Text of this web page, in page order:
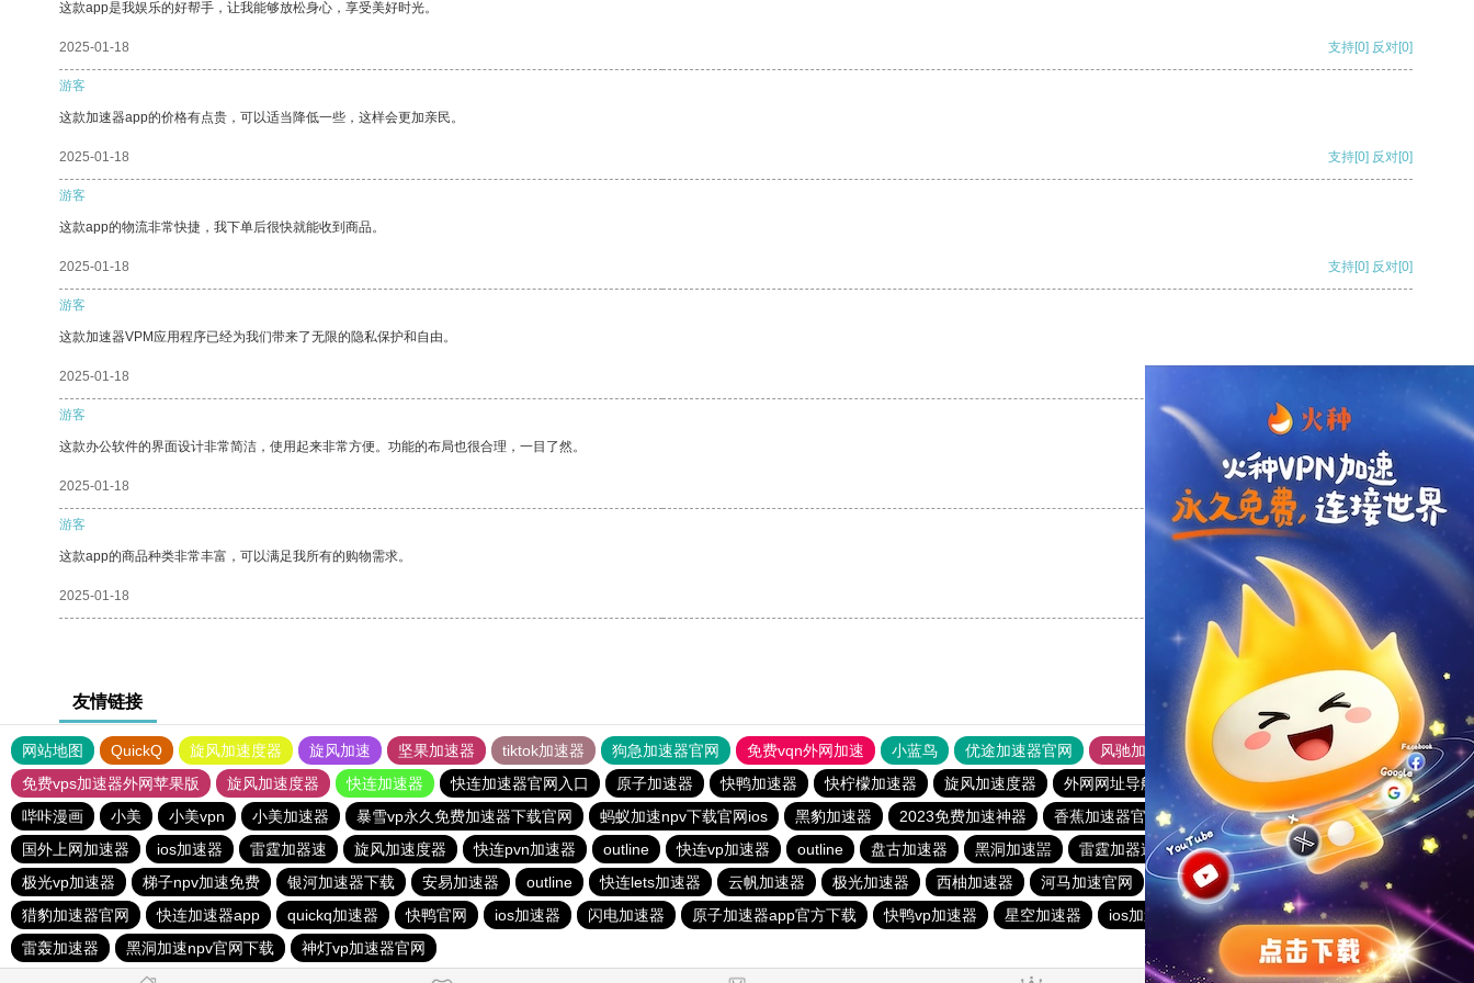
这款app是我娱乐的好帮手，让我能够放松身心，享受美好时光。
2025-01-18 支持[0] 反对[0]
游客
这款加速器app的价格有点贵，可以适当降低一些，这样会更加亲民。
2025-01-18 支持[0] 反对[0]
游客
这款app的物流非常快捷，我下单后很快就能收到商品。
2025-01-18 支持[0] 反对[0]
游客
这款加速器VPM应用程序已经为我们带来了无限的隐私保护和自由。
2025-01-18
游客
这款办公软件的界面设计非常简洁，使用起来非常方便。功能的布局也很合理，一目了然。
2025-01-18 支持 [0] 反对 [0]
游客
这款app的商品种类非常丰富，可以满足我所有的购物需求。
2025-01-18 支持
友情链接
网站地图 QuickQ 旋风加速度器 旋风加速 坚果加速器 tiktok加速器 狗急加速器官网 免费vqn外网加速 小蓝鸟 优途加速器官网 风驰加速器
旋风加速器
免费vps加速器外网苹果版
旋风加速度器 快连加速器 快连加速器官网入口 原子加速器 快鸭加速器 快柠檬加速器 旋风加速度器 外网网址导航 软件中心 雷霆加速
狂飙加速器
哔咔漫画
小美 小美vpn 小美加速器 暴雪vp永久免费加速器下载官网 蚂蚁加速npv下载官网ios 黑豹加速器 2023免费加速神器 香蕉加速器官网正版 纸飞机加速器
一元机场
国外上网加速器
ios加速器 雷霆加器速 旋风加速度器 快连pvn加速器 outline 快连vp加速器 outline 盘古加速器 黑洞加速噐 雷霆加器速 快联加速器
雷霆加器速
极光vp加速器
梯子npv加速免费 银河加速器下载 安易加速器 outline 快连lets加速器 云帆加速器 极光加速器 西柚加速器 河马加速官网 原子加速器
海鸥加速度
猎豹加速器官网
快连加速器app quickq加速器 快鸭官网 ios加速器 闪电加速器 原子加速器app官方下载 快鸭vp加速器 星空加速器 ios加速器 旋风加速度器
风驰加速官网首页
雷轰加速器
黑洞加速npv官网下载 神灯vp加速器官网